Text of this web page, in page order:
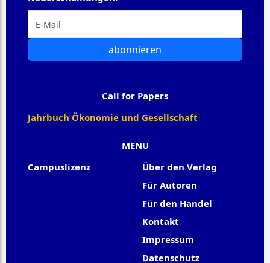
MENU
Campuslizenz
Über den Verlag
Für Autoren
Für den Handel
Kontakt
Impressum
Datenschutz
abonnieren
Call for Papers
Jahrbuch Ökonomie und Gesellschaft